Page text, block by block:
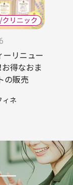
ーリニュー
お得なおま
の販売
ィネ